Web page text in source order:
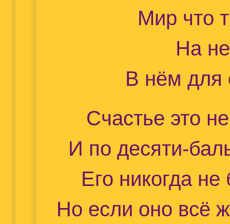
Мир что
На
В нём для
Счастье это
И по десяти-
Его никогда
Но если оно всё